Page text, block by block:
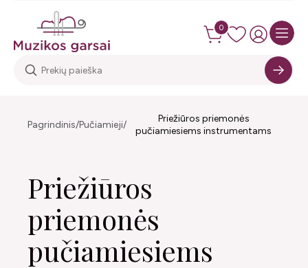
0
Pagrindinis Pučiamieji
Priežiūros priemonės
pučiamiesiems instrumentams
Priežiūros
priemonės
pučiamiesiems